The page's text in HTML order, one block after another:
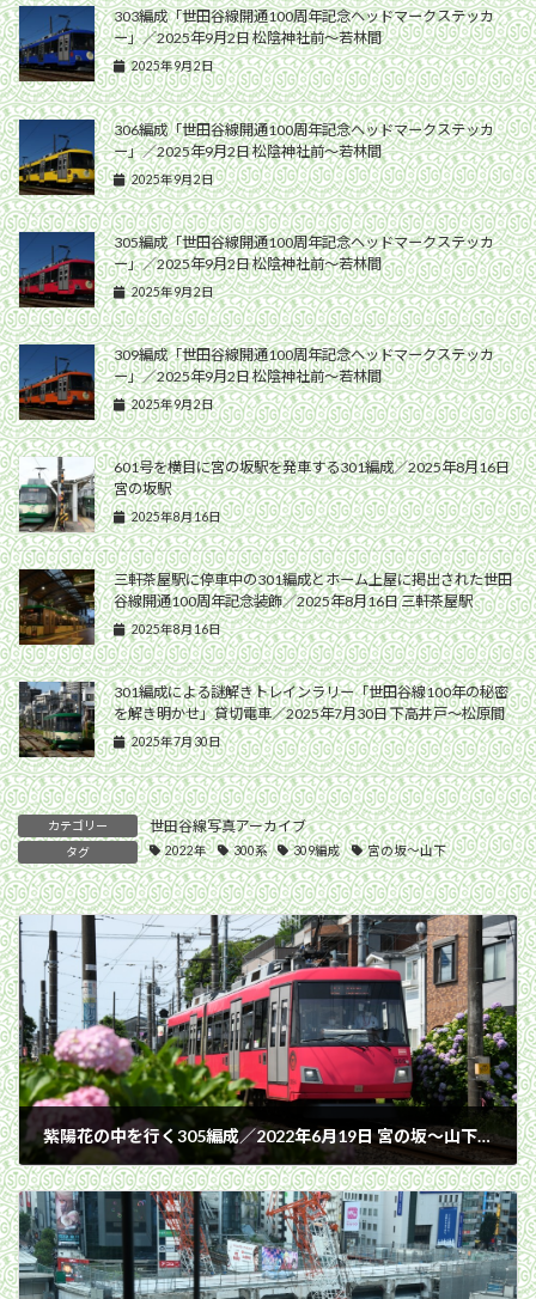
303編成「世田谷線開通100周年記念ヘッドマークステッカ
ー」／2025年9月2日 松陰神社前〜若林間
2025年9月2日
306編成「世田谷線開通100周年記念ヘッドマークステッカ
ー」／2025年9月2日 松陰神社前〜若林間
2025年9月2日
305編成「世田谷線開通100周年記念ヘッドマークステッカ
ー」／2025年9月2日 松陰神社前〜若林間
2025年9月2日
309編成「世田谷線開通100周年記念ヘッドマークステッカ
ー」／2025年9月2日 松陰神社前〜若林間
2025年9月2日
601号を横目に宮の坂駅を発車する301編成／2025年8月16日
宮の坂駅
2025年8月16日
三軒茶屋駅に停車中の301編成とホーム上屋に掲出された世田
谷線開通100周年記念装飾／2025年8月16日 三軒茶屋駅
2025年8月16日
301編成による謎解きトレインラリー「世田谷線100年の秘密
を解き明かせ」貸切電車／2025年7月30日 下高井戸〜松原間
2025年7月30日
カテゴリー 世田谷線写真アーカイブ
タグ 2022年 300系 309編成 宮の坂〜山下
紫陽花の中を行く305編成／2022年6月19日 宮の坂〜山下間
2022年6月19日